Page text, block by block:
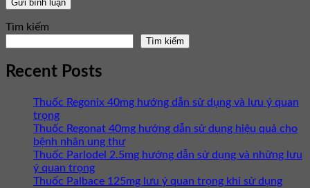
Tìm kiếm
Tìm kiếm
Recent Posts
Thuốc Regonix 40mg hướng dẫn sử dụng và lưu ý quan
trọng
Thuốc Regonat 40mg hướng dẫn sử dụng hiệu quả cho
bệnh nhân ung thư
Thuốc Parlodel 2.5mg hướng dẫn sử dụng và những lưu
ý quan trọng
Thuốc Palbace 125mg lưu ý quan trọng khi sử dụng